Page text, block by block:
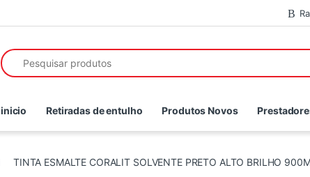
Search for:
inicio Retiradas de entulho Produtos Novos
TINTA ESMALTE CORALIT SOLVENTE PRETO ALTO BRILHO